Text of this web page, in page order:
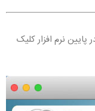
پایین نرم افزار کلیک